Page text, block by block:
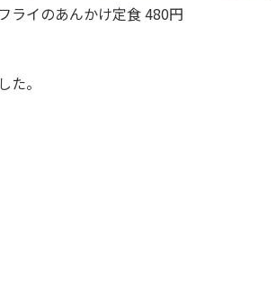
ライのあんかけ定食 480円
。